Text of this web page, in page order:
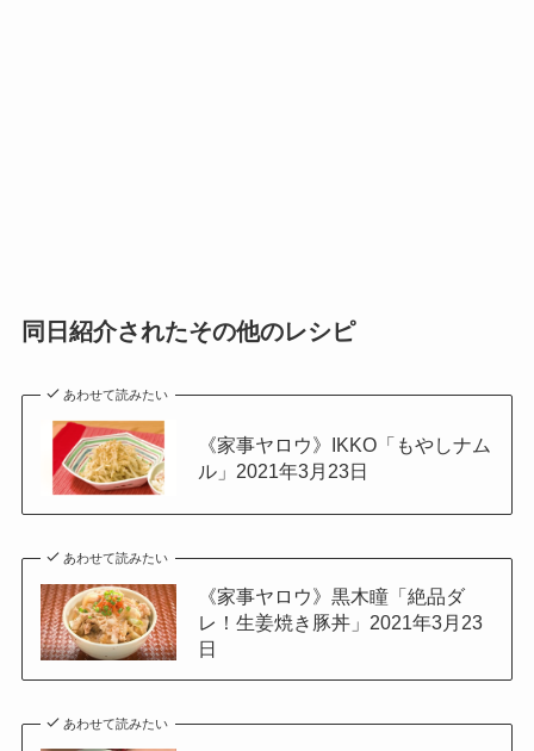
同日紹介されたその他のレシピ
あわせて読みたい
《家事ヤロウ》IKKO「もやしナム
ル」2021年3月23日
あわせて読みたい
《家事ヤロウ》黒木瞳「絶品ダ
レ！生姜焼き豚丼」2021年3月23
日
あわせて読みたい